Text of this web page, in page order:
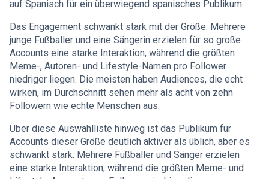
auf Spanisch für ein überwiegend spanisches Publikum.
Das Engagement schwankt stark mit der Größe: Mehrere
junge Fußballer und eine Sängerin erzielen für so große
Accounts eine starke Interaktion, während die größten
Meme-, Autoren- und Lifestyle-Namen pro Follower
niedriger liegen. Die meisten haben Audiences, die echt
wirken, im Durchschnitt sehen mehr als acht von zehn
Followern wie echte Menschen aus.
Über diese Auswahlliste hinweg ist das Publikum für
Accounts dieser Größe deutlich aktiver als üblich, aber es
schwankt stark: Mehrere Fußballer und Sänger erzielen
eine starke Interaktion, während die größten Meme- und